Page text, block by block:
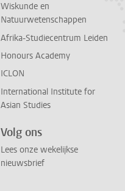
Wiskunde en
Natuurwetenschappen
Afrika-Studiecentrum Leiden
Honours Academy
ICLON
International Institute for
Asian Studies
Volg ons
Lees onze wekelijkse
nieuwsbrief